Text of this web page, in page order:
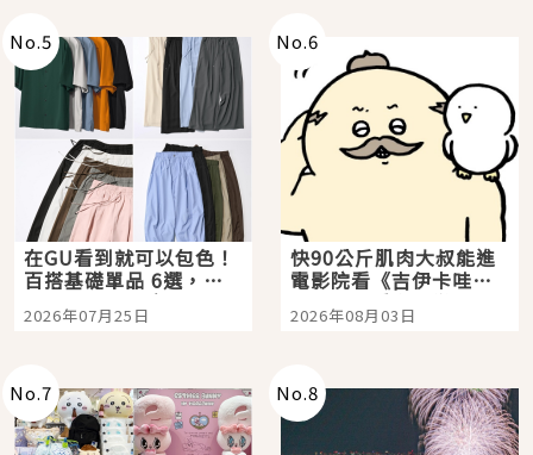
No.5
在GU看到就可以包色！
百搭基礎單品 6選，閉
眼全收也不心疼
2026年07月25日
No.6
快90公斤肌肉大叔能進
電影院看《吉伊卡哇》
嗎？日本重金屬樂團
「打首」會長與nagano
2026年08月03日
No.7 No.8